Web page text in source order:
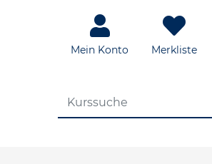
Mein Konto Merkliste